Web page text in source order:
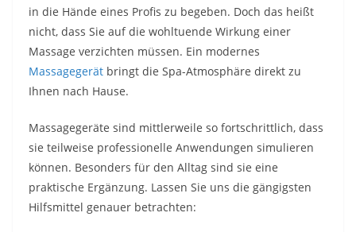
in die Hände eines Profis zu begeben. Doch das heißt
nicht, dass Sie auf die wohltuende Wirkung einer
Massage verzichten müssen. Ein modernes
Massagegerät bringt die Spa-Atmosphäre direkt zu
Ihnen nach Hause.
Massagegeräte sind mittlerweile so fortschrittlich, dass
sie teilweise professionelle Anwendungen simulieren
können. Besonders für den Alltag sind sie eine
praktische Ergänzung. Lassen Sie uns die gängigsten
Hilfsmittel genauer betrachten: